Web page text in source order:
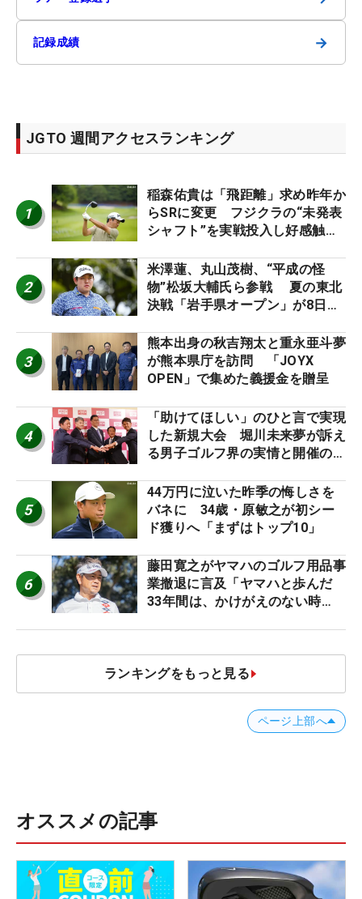
記録成績 →
JGTO 週間アクセスランキング
1
稲森佑貴は「飛距離」求め昨年か
らSRに変更 フジクラの“未発表
シャフト”を実戦投入し好感触
ーのヒトネタ！】
2
米澤蓮、丸山茂樹、“平成の怪
物”松坂大輔氏ら参戦 夏の東北
決戦「岩手県オープン」が8日開
3
熊本出身の秋吉翔太と重永亜斗夢
が熊本県庁を訪問 「JOYX
OPEN」で集めた義援金を贈呈
4
「助けてほしい」のひと言で実現
した新規大会 堀川未来夢が訴え
る男子ゴルフ界の実情と開催の舞
5
44万円に泣いた昨季の悔しさを
バネに 34歳・原敏之が初シー
ド獲りへ「まずはトップ10」
6
藤田寛之がヤマハのゴルフ用品事
業撤退に言及「ヤマハと歩んだ
33年間は、かけがえのない時
ランキングをもっと見る
ページ上部へ
オススメの記事